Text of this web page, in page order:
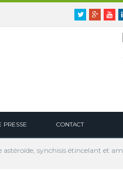
TwitterGoogle+
PRESSE CONTACT
astéroïde, synchisis étincelant et